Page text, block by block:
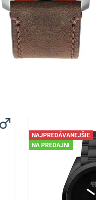
NAJPREDÁVANEJŠIE
NA PREDAJNI